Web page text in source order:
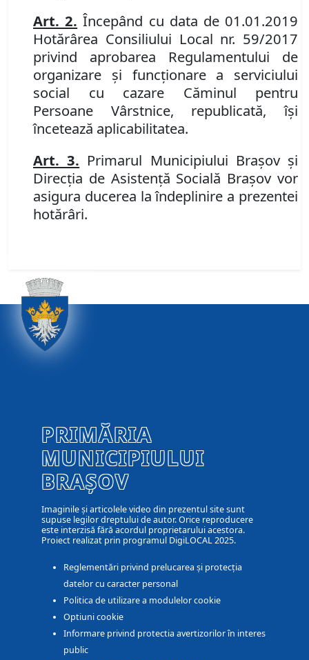
Art. 2. Începând cu data de 01.01.2019
Hotărârea Consiliului Local nr. 59/2017
privind aprobarea Regulamentului de
organizare şi funcţionare a serviciului
social cu cazare Căminul pentru
Persoane Vârstnice, republicată, îşi
încetează aplicabilitatea.
Art. 3. Primarul Municipiului Braşov şi
Direcţia de Asistenţă Socială Braşov vor
asigura ducerea la îndeplinire a prezentei
hotărâri.
PRIMĂRIA
MUNICIPIULUI
BRAȘOV
Imaginile și articolele video din prezentul site sunt
supuse legilor dreptului de autor. Orice reproducere
este interzisă fără acordul proprietarului acestora.
Proiect realizat prin programul DigiLOCAL 2025.
Reglementări privind prelucarea și protecția
datelor cu caracter personal
Politica de utilizare a modulelor cookie
Optiuni cookie
Informare privind protectia avertizorilor în interes
public